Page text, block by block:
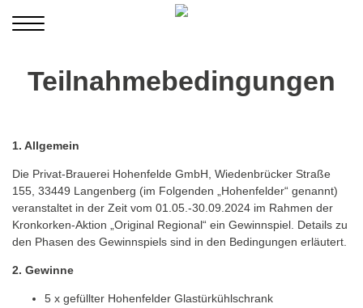
Teilnahmebedingungen
1. Allgemein
Die Privat-Brauerei Hohenfelde GmbH, Wiedenbrücker Straße
155, 33449 Langenberg (im Folgenden „Hohenfelder“ genannt)
veranstaltet in der Zeit vom 01.05.-30.09.2024 im Rahmen der
Kronkorken-Aktion „Original Regional“ ein Gewinnspiel. Details zu
den Phasen des Gewinnspiels sind in den Bedingungen erläutert.
2. Gewinne
5 x gefüllter Hohenfelder Glastürkühlschrank